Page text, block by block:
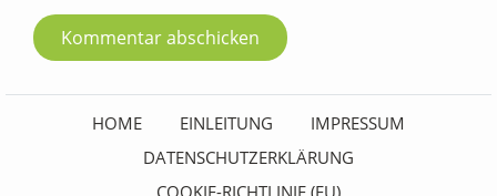
HOME EINLEITUNG
IMPRESSUM
DATENSCHUTZERKLÄRUNG